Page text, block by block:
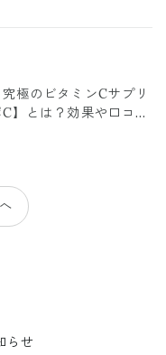
極のビタミンCサプリ
C】とは？効果や口コミ
らせ